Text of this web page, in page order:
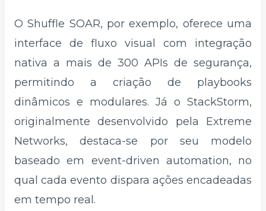
O Shuffle SOAR, por exemplo, oferece uma
interface de fluxo visual com integração
nativa a mais de 300 APIs de segurança,
permitindo a criação de playbooks
dinâmicos e modulares. Já o StackStorm,
originalmente desenvolvido pela Extreme
Networks, destaca-se por seu modelo
baseado em event-driven automation, no
qual cada evento dispara ações encadeadas
em tempo real.